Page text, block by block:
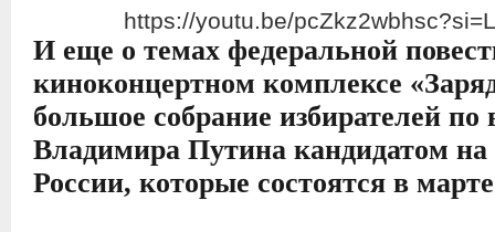
https://youtu.be/
И еще о темах федеральной
киноконцертном комплексе
большое собрание избирателей
Владимира Путина кандидатом на
России, которые состоятся в